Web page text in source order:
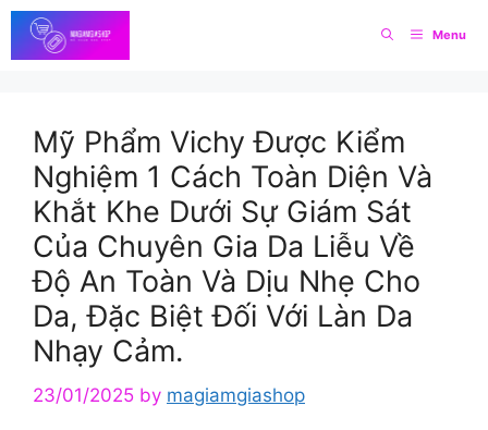
Skip
to
content
Menu
Mỹ Phẩm Vichy Được Kiểm
Nghiệm 1 Cách Toàn Diện Và
Khắt Khe Dưới Sự Giám Sát
Của Chuyên Gia Da Liễu Về
Độ An Toàn Và Dịu Nhẹ Cho
Da, Đặc Biệt Đối Với Làn Da
Nhạy Cảm.
23/01/2025 by magiamgiashop